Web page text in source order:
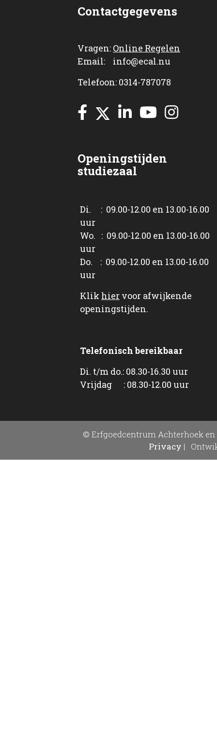
Contactgegevens
Vragen: Online Regelen
Email: info@ecal.nu
Telefoon: 0314-787078
Openingstijden
studiezaal
Di. : 09.00-12.00 en 13.00-16.00
uur
Wo. : 09.00-12.00 en 13.00-16.00
uur
Do. : 09.00-12.00 en 13.00-16.00
uur
Klik hier voor afwijkende
openingstijden.
Telefonisch bereikbaar
Di. t/m do.: 08.30-16.30 uur
Vrijdag : 08.30-12.00 uur
© Erfgoedcentrum Achterhoek en
Privacy |